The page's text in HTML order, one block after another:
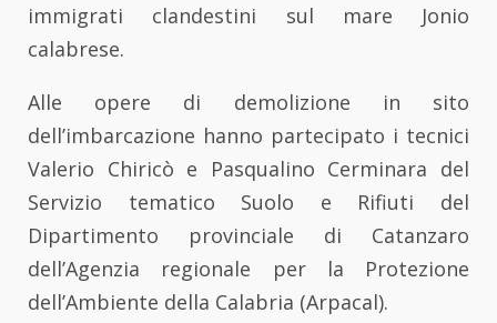
immigrati clandestini sul mare Jonio
calabrese.
Alle opere di demolizione in sito
dell’imbarcazione hanno partecipato i tecnici
Valerio Chiricò e Pasqualino Cerminara del
Servizio tematico Suolo e Rifiuti del
Dipartimento provinciale di Catanzaro
dell’Agenzia regionale per la Protezione
dell’Ambiente della Calabria (Arpacal).